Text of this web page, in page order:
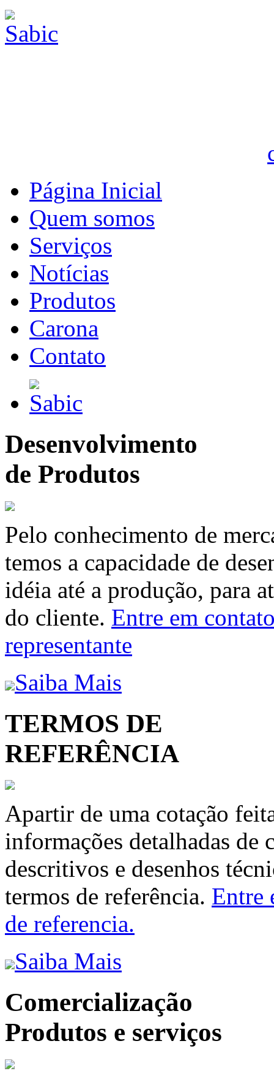
Página Inicial
Quem somos
Serviços
Notícias
Produtos
Carona
Contato
Desenvolvimento
de Produtos
Pelo conhecimento de
temos a capacidade de
idéia até a produção, para
do cliente. Entre em
representante
Saiba Mais
TERMOS DE
REFERÊNCIA
Apartir de uma cotação
informações detalhadas de
descritivos e desenhos
termos de referência. Entre
de referencia.
Saiba Mais
Comercialização
Produtos e serviços